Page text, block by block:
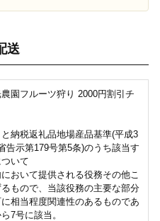
送
園フルーツ狩り 2000円割引チ
納税返礼品地場産品基準(平成3
告示第179号第5条)のうち該当す
いて
おいて提供される役務その他こ
もので、当該役務の主要な部分
相当程度関連性のあるものであ
7号に該当。